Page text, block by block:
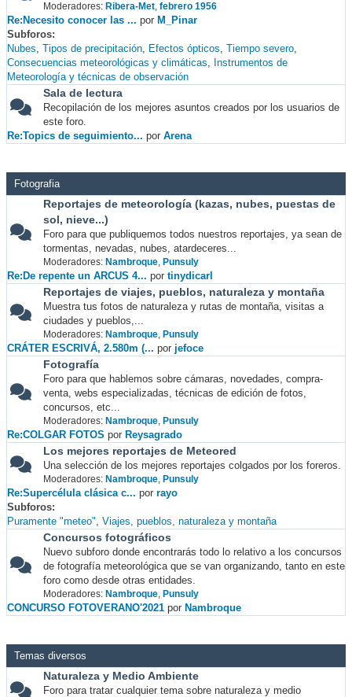
Moderadores: Ribera-Met, febrero 1956
Re:Necesito conocer las ... por M_Pinar
Subforos
Nubes Tipos de precipitación Efectos ópticos Tiempo severo
Consecuencias meteorológicas y climáticas
Instrumentos de
Meteorología y técnicas de observación
Sala de lectura
Recopilación de los mejores asuntos creados por los usuarios de
este foro.
Re:Topics de seguimiento... por Arena
Fotografia
Reportajes de meteorología (kazas, nubes, puestas de
sol, nieve...)
Foro para que publiquemos todos nuestros reportajes, ya sean de
tormentas, nevadas, nubes, atardeceres...
Moderadores: Nambroque, Punsuly
Re:De repente un ARCUS 4... por tinydicarl
Reportajes de viajes, pueblos, naturaleza y montaña
Muestra tus fotos de naturaleza y rutas de montaña, visitas a
ciudades y pueblos,...
Moderadores: Nambroque, Punsuly
CRÁTER ESCRIVÁ, 2.580m (... por jefoce
Fotografía
Foro para que hablemos sobre cámaras, novedades, compra-
venta, webs especializadas, técnicas de edición de fotos,
concursos, etc...
Moderadores: Nambroque, Punsuly
Re:COLGAR FOTOS por Reysagrado
Los mejores reportajes de Meteored
Una selección de los mejores reportajes colgados por los foreros.
Moderadores: Nambroque, Punsuly
Re:Supercélula clásica c... por rayo
Subforos
Puramente "meteo" Viajes, pueblos, naturaleza y montaña
Concursos fotográficos
Nuevo subforo donde encontrarás todo lo relativo a los concursos
de fotografía meteorológica que se van organizando, tanto en este
foro como desde otras entidades.
Moderadores: Nambroque, Punsuly
CONCURSO FOTOVERANO'2021 por Nambroque
Temas diversos
Naturaleza y Medio Ambiente
Foro para tratar cualquier tema sobre naturaleza y medio